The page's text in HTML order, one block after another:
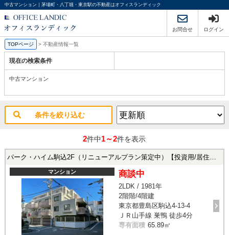
中古マンション｜茅場町・八丁堀・東京駅の不動産はオフィスランディック
お問合せ ログイン
TOPページ > 不動産情報一覧
現在の検索条件
中古マンション
条件を絞り込む
2件中1～2件を表示
パーク・ハイム駒込2F（リニューアルプラン策定中）【投資用/居住用】
マンション 商談中
2LDK / 1981年
2階階/4階建
東京都豊島区駒込4-13-4
ＪＲ山手線 巣鴨 徒歩4分
専有面積 65.89㎡